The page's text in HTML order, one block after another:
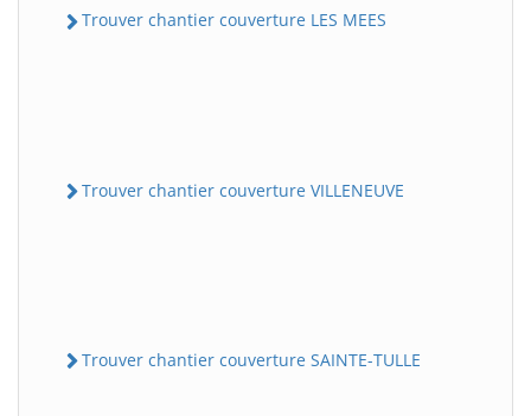
Trouver chantier couverture LES MEES
Trouver chantier couverture VILLENEUVE
Trouver chantier couverture SAINTE-TULLE